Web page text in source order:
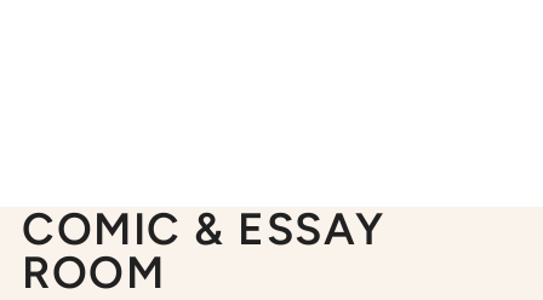
COMIC & ESSAY
ROOM